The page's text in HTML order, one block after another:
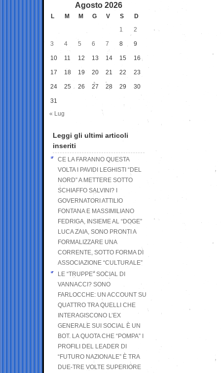
Agosto 2026
L M M G V S
D
1
2
3 4 5 6 7 8 9
10 11 12 13 14 15 16
17 18 19 20 21 22 23
24 25 26 27 28 29 30
31
« Lug
Leggi gli ultimi articoli
inseriti
CE LA FARANNO QUESTA
VOLTA I PAVIDI LEGHISTI “DEL
NORD” A METTERE SOTTO
SCHIAFFO SALVINI? I
GOVERNATORI ATTILIO
FONTANA E MASSIMILIANO
FEDRIGA, INSIEME AL “DOGE”
LUCA ZAIA, SONO PRONTI A
FORMALIZZARE UNA
CORRENTE, SOTTO FORMA DI
ASSOCIAZIONE “CULTURALE”
LE “TRUPPE” SOCIAL DI
VANNACCI? SONO
FARLOCCHE: UN ACCOUNT SU
QUATTRO TRA QUELLI CHE
INTERAGISCONO L’EX
GENERALE SUI SOCIAL È UN
BOT. LA QUOTA CHE “POMPA” I
PROFILI DEL LEADER DI
“FUTURO NAZIONALE” È TRA
DUE-TRE VOLTE SUPERIORE